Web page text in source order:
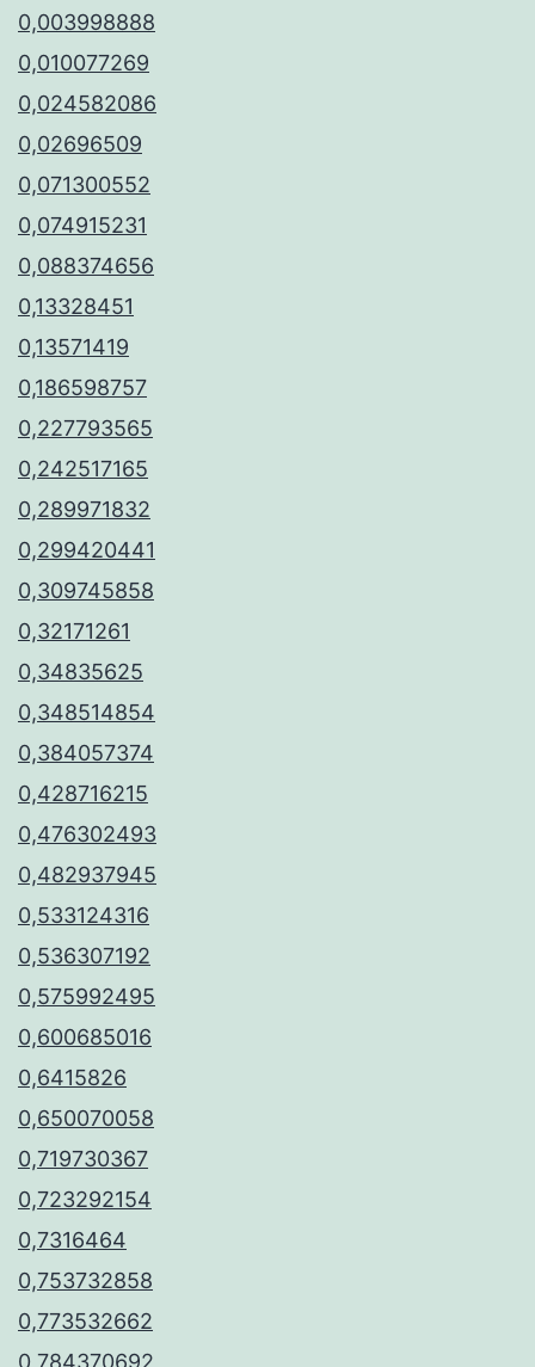
0,003998888
0,010077269
0,024582086
0,02696509
0,071300552
0,074915231
0,088374656
0,13328451
0,13571419
0,186598757
0,227793565
0,242517165
0,289971832
0,299420441
0,309745858
0,32171261
0,34835625
0,348514854
0,384057374
0,428716215
0,476302493
0,482937945
0,533124316
0,536307192
0,575992495
0,600685016
0,6415826
0,650070058
0,719730367
0,723292154
0,7316464
0,753732858
0,773532662
0,784370692